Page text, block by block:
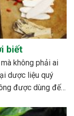
biết
không phải ai
dược liệu quý
được dùng đến,